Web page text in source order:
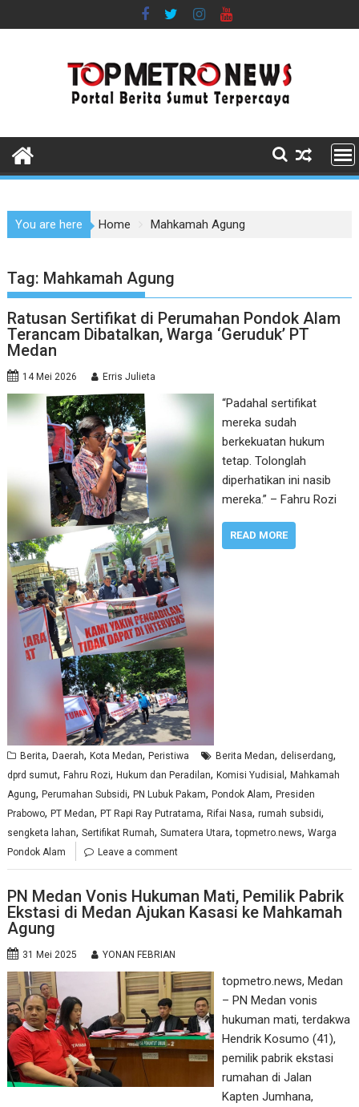
to
You are here Home Mahkamah Agung
Tag: Mahkamah Agung
Ratusan Sertifikat di Perumahan Pondok Alam
Terancam Dibatalkan, Warga ‘Geruduk’ PT
Medan
14 Mei 2026 Erris Julieta
“Padahal sertifikat
mereka sudah
berkekuatan hukum
tetap. Tolonglah
diperhatikan ini nasib
mereka.” – Fahru Rozi
READ MORE
Berita,Daerah,Kota Medan,Peristiwa Berita Medan, deliserdang,
dprd sumut,Fahru Rozi,Hukum dan Peradilan,Komisi Yudisial,Mahkamah
Agung,Perumahan Subsidi,PN Lubuk Pakam,Pondok Alam,Presiden
Prabowo,PT Medan,PT Rapi Ray Putratama,Rifai Nasa,rumah subsidi,
sengketa lahan,Sertifikat Rumah,Sumatera Utara,topmetro.news,Warga
Pondok Alam
Leave a comment
PN Medan Vonis Hukuman Mati, Pemilik Pabrik
Ekstasi di Medan Ajukan Kasasi ke Mahkamah
Agung
31 Mei 2025 YONAN FEBRIAN
topmetro.news, Medan
– PN Medan vonis
hukuman mati, terdakwa
Hendrik Kosumo (41),
pemilik pabrik ekstasi
rumahan di Jalan
Kapten Jumhana,